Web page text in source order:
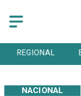
ENTRETENCIÓN
NACIONAL